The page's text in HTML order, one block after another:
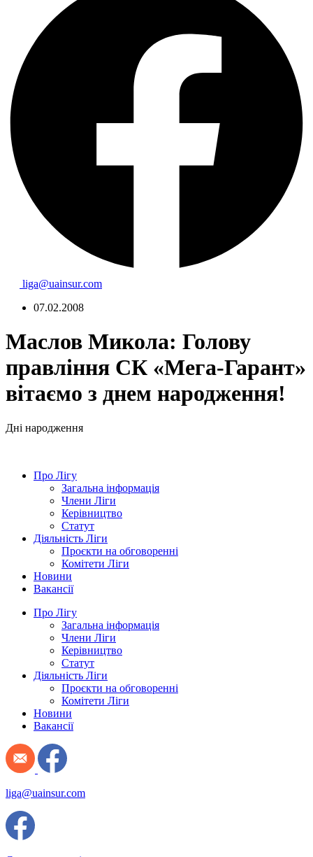
liga@uainsur.com
07.02.2008
Маслов Микола: Голову
правління СК «Мега-Гарант»
вітаємо з днем народження!
Дні народження
Про Лігу
Загальна інформація
Члени Ліги
Керівництво
Статут
Діяльність Ліги
Проєкти на обговоренні
Комітети Ліги
Новини
Вакансії
Про Лігу
Загальна інформація
Члени Ліги
Керівництво
Статут
Діяльність Ліги
Проєкти на обговоренні
Комітети Ліги
Новини
Вакансії
liga@uainsur.com